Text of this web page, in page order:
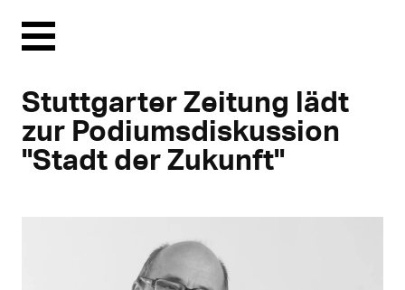
Menu
Stuttgarter Zeitung lädt
zur Podiumsdiskussion
"Stadt der Zukunft"